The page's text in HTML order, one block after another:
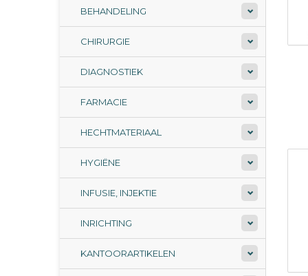
BEHANDELING
CHIRURGIE
DIAGNOSTIEK
FARMACIE
HECHTMATERIAAL
HYGIËNE
INFUSIE, INJEKTIE
INRICHTING
KANTOORARTIKELEN